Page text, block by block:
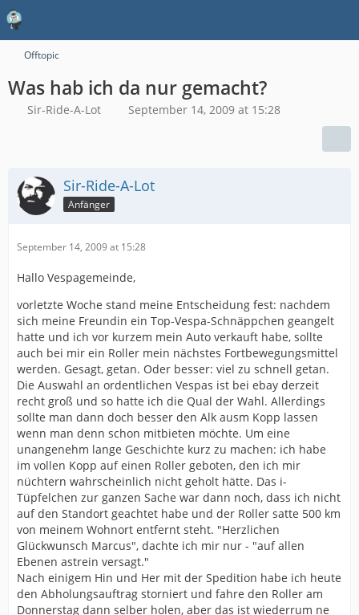
Offtopic
Was hab ich da nur gemacht?
Sir-Ride-A-Lot September 14, 2009 at 15:28
Sir-Ride-A-Lot
Anfänger
September 14, 2009 at 15:28
Hallo Vespagemeinde,
vorletzte Woche stand meine Entscheidung fest: nachdem
sich meine Freundin ein Top-Vespa-Schnäppchen geangelt
hatte und ich vor kurzem mein Auto verkauft habe, sollte
auch bei mir ein Roller mein nächstes Fortbewegungsmittel
werden. Gesagt, getan. Oder besser: viel zu schnell getan.
Die Auswahl an ordentlichen Vespas ist bei ebay derzeit
recht groß und so hatte ich die Qual der Wahl. Allerdings
sollte man dann doch besser den Alk ausm Kopp lassen
wenn man denn schon mitbieten möchte. Um eine
unangenehm lange Geschichte kurz zu machen: ich habe
im vollen Kopp auf einen Roller geboten, den ich mir
nüchtern wahrscheinlich nicht geholt hätte. Das i-
Tüpfelchen zur ganzen Sache war dann noch, dass ich nicht
auf den Standort geachtet habe und der Roller satte 500 km
von meinem Wohnort entfernt steht. "Herzlichen
Glückwunsch Marcus", dachte ich mir nur - "auf allen
Ebenen astrein versagt."
Nach einigem Hin und Her mit der Spedition habe ich heute
den Abholungsauftrag storniert und fahre den Roller am
Donnerstag dann selber holen, aber das ist wiederrum ne